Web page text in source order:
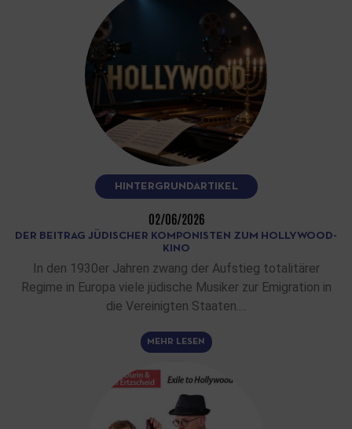
HINTERGRUNDARTIKEL
02/06/2026
DER BEITRAG JÜDISCHER KOMPONISTEN ZUM HOLLYWOOD-
KINO
In den 1930er Jahren zwang der Aufstieg totalitärer
Regime in Europa viele jüdische Musiker zur Emigration in
die Vereinigten Staaten.…
MEHR LESEN